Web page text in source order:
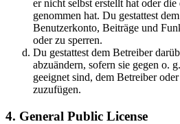
er nicht selbst erstellt hat oder
genommen hat. Du gestattest
Benutzerkonto, Beiträge und
oder zu sperren.
Du gestattest dem Betreiber
abzuändern, sofern sie gegen o.
geeignet sind, dem Betreiber
zuzufügen.
4. General Public License